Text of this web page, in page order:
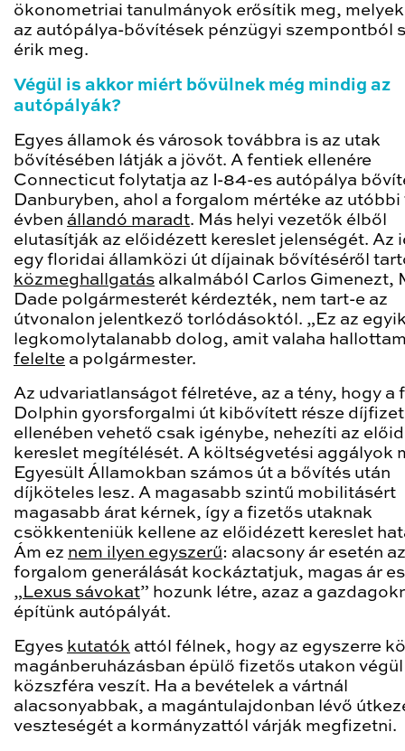
ökonometriai tanulmányok erősítik meg,
az autópálya-bővítések pénzügyi szempontból
érik meg.
Végül is akkor miért bővülnek még mindig az
autópályák?
Egyes államok és városok továbbra is az utak
bővítésében látják a jövőt. A fentiek ellenére
Connecticut folytatja az I-84-es autópálya
Danburyben, ahol a forgalom mértéke az utóbbi
évben állandó maradt. Más helyi vezetők élből
elutasítják az előidézett kereslet jelenségét. Az
egy floridai államközi út díjainak bővítéséről
közmeghallgatás alkalmából Carlos Gimenezt,
Dade polgármesterét kérdezték, nem tart-e az
útvonalon jelentkező torlódásoktól. „Ez az
legkomolytalanabb dolog, amit valaha
felelte a polgármester.
Az udvariatlanságot félretéve, az a tény, hogy a
Dolphin gyorsforgalmi út kibővített része
ellenében vehető csak igénybe, nehezíti az
kereslet megítélését. A költségvetési aggályok
Egyesült Államokban számos út a bővítés után
díjköteles lesz. A magasabb szintű mobilitásért
magasabb árat kérnek, így a fizetős utaknak
csökkenteniük kellene az előidézett kereslet
Ám ez nem ilyen egyszerű: alacsony ár esetén
forgalom generálását kockáztatjuk, magas ár
„ Lexus sávokat” hozunk létre, azaz a
építünk autópályát.
Egyes kutatók attól félnek, hogy az egyszerre
magánberuházásban épülő fizetős utakon végül
közszféra veszít. Ha a bevételek a vártnál
alacsonyabbak, a magántulajdonban lévő
veszteségét a kormányzattól várják megfizetni.